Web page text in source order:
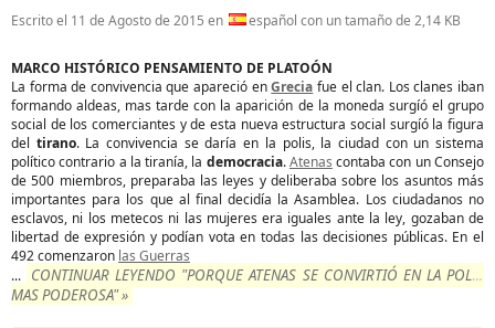
Escrito el 11 de Agosto de 2015 en español con un tamaño de 2,14 KB
MARCO HISTÓRICO PENSAMIENTO DE PLATOÓN
La forma de convivencia que apareció enGrecia fue el clan. Los clanes iban
formando aldeas, mas tarde con la aparición de la moneda surgíó el grupo
social de los comerciantes y de esta nueva estructura social surgíó la figura
del tirano. La convivencia se daría en la polis, la ciudad con un sistema
político contrario a la tiranía, la democracia.Atenas contaba con un Consejo
de 500 miembros, preparaba las leyes y deliberaba sobre los asuntos más
importantes para los que al final decidía la Asamblea. Los ciudadanos no
esclavos, ni los metecos ni las mujeres era iguales ante la ley, gozaban de
libertad de expresión y podían vota en todas las decisiones públicas. En el
492 comenzaron las Guerras
... CONTINUAR LEYENDO "PORQUE ATENAS SE CONVIRTIÓ EN LA POLIS
MAS PODEROSA" »